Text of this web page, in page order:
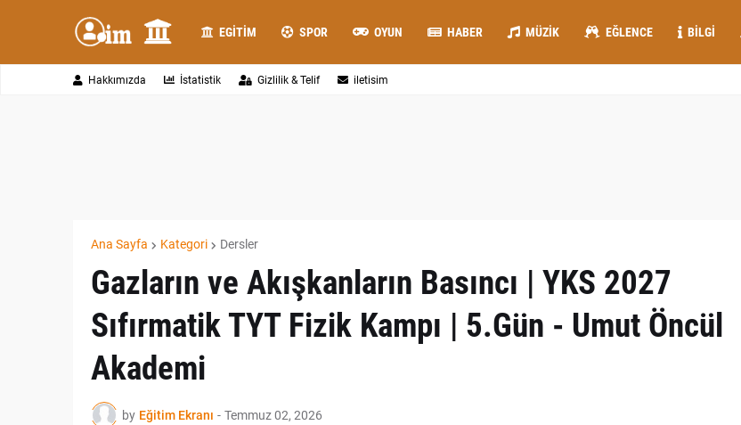
EGITIM SPOR OYUN HABER MÜZIK EĞLENCE BILGI
Hakkımızda İstatistik Gizlilik & Telif iletisim
Ana Sayfa Kategori Dersler
Gazların ve Akışkanların Basıncı | YKS 2027
Sıfırmatik TYT Fizik Kampı | 5.Gün - Umut Öncül
Akademi
by Eğitim Ekranı - Temmuz 02, 2026